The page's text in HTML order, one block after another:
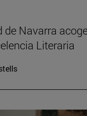
de Navarra
Literaria